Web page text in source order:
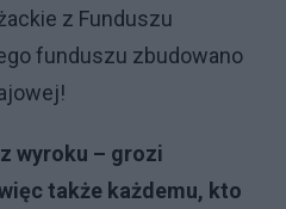
z Funduszu
funduszu zbudowano
wyroku – grozi
także każdemu, kto